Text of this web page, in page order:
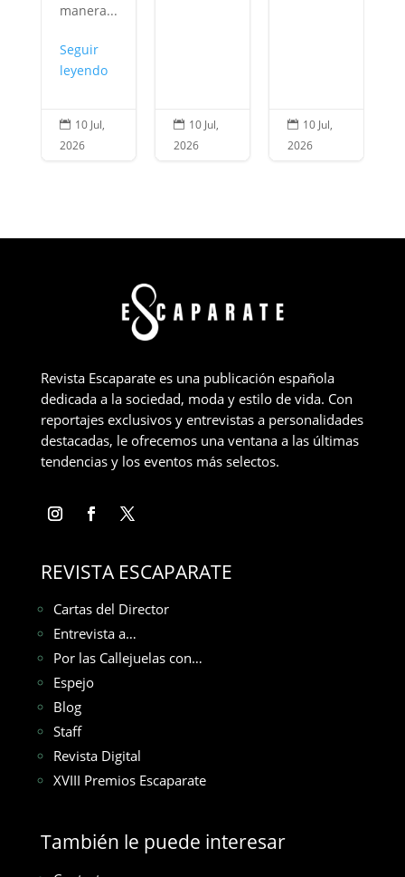
manera...
Seguir
leyendo
 10 Jul,
2026
 10 Jul,
2026
 10 Jul,
2026
Revista Escaparate es una publicación española
dedicada a la sociedad, moda y estilo de vida. Con
reportajes exclusivos y entrevistas a personalidades
destacadas, le ofrecemos una ventana a las últimas
tendencias y los eventos más selectos.
REVISTA ESCAPARATE
Cartas del Director
Entrevista a…
Por las Callejuelas con…
Espejo
Blog
Staff
Revista Digital
XVIII Premios Escaparate
También le puede interesar